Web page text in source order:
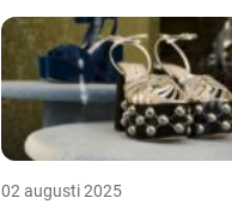
02 augusti 2025